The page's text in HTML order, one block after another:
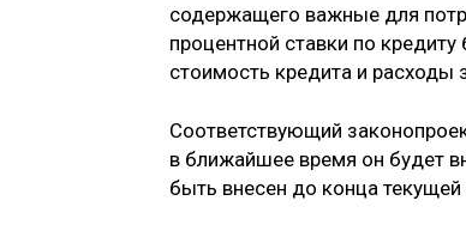
содержащего важные для
процентной ставки по
стоимость кредита и расходы
Соответствующий
в ближайшее время он будет
быть внесен до конца текущей